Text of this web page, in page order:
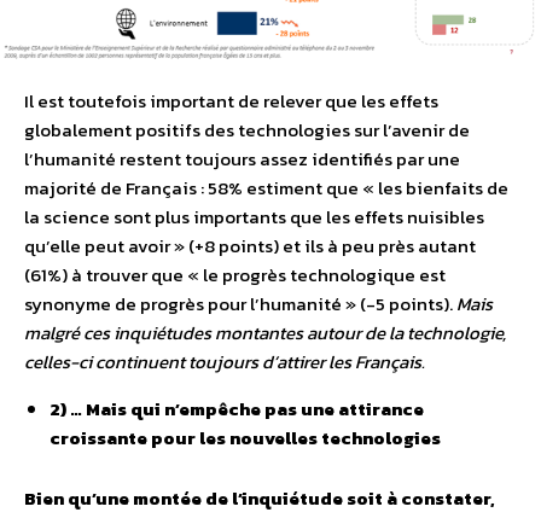
Il est toutefois important de relever que les effets
globalement positifs des technologies sur l’avenir de
l’humanité restent toujours assez identifiés par une
majorité de Français : 58% estiment que « les bienfaits de
la science sont plus importants que les effets nuisibles
qu’elle peut avoir » (+8 points) et ils à peu près autant
(61%) à trouver que « le progrès technologique est
synonyme de progrès pour l’humanité » (-5 points).Mais
malgré ces inquiétudes montantes autour de la technologie,
celles-ci continuent toujours d’attirer les Français.
2) … Mais qui n’empêche pas une attirance
croissante pour les nouvelles technologies
Bien qu’une montée de l’inquiétude soit à constater,